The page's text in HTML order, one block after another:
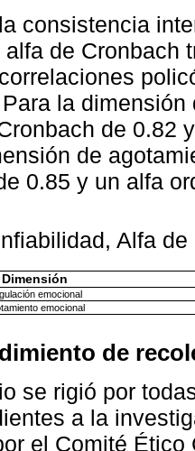
consistencia
de Cronbach
la
de 0.82
de
0.85 y un alfa
Alfa
Dimensión
emocional
emocional
de
se rigió por
a la
el Comité